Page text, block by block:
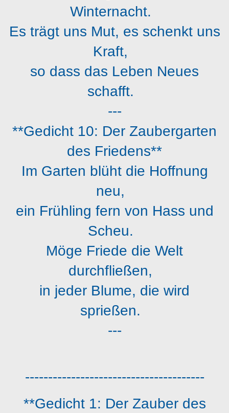
Winternacht.
Es trägt uns Mut, es schenkt uns
Kraft,
so dass das Leben Neues
schafft.
---
**Gedicht 10: Der Zaubergarten
des Friedens**
Im Garten blüht die Hoffnung
neu,
ein Frühling fern von Hass und
Scheu.
Möge Friede die Welt
durchfließen,
in jeder Blume, die wird
sprießen.
---
---------------------------------------
**Gedicht 1: Der Zauber des